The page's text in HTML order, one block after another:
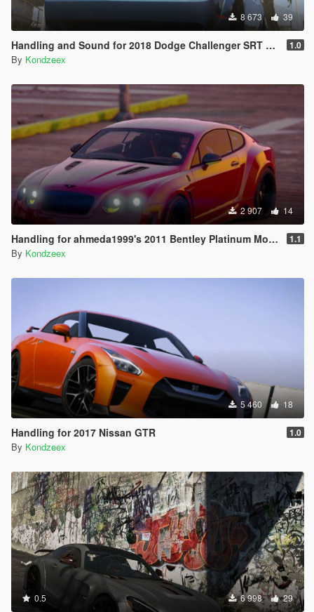
8 673 39
Handling and Sound for 2018 Dodge Challenger SRT Demon 1.0
By Kondzeex
2 907 14
Handling for ahmeda1999's 2011 Bentley Platinum Motorsports Continental GT 1.1
By Kondzeex
5 460 18
Handling for 2017 Nissan GTR 1.0
By Kondzeex
0.5 6 998 29